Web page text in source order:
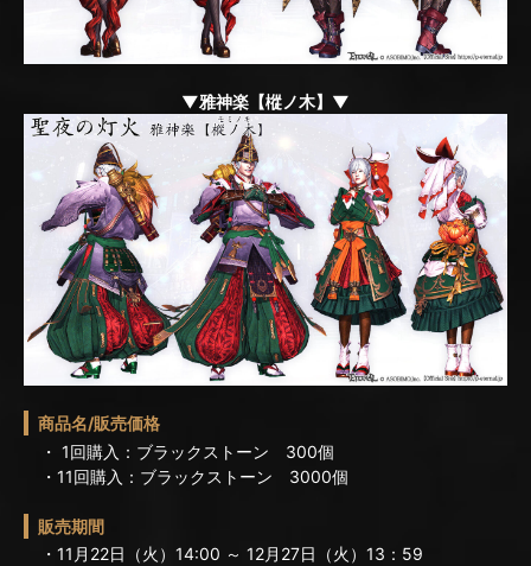
▼雅神楽【樅ノ木】▼
商品名/販売価格
・ 1回購入：ブラックストーン 300個
・11回購入：ブラックストーン 3000個
販売期間
・11月22日（火）14:00 ～ 12月27日（火）13：59